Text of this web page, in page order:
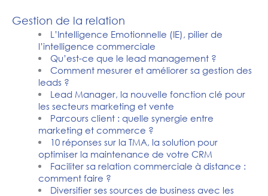
Gestion de la relation
L’Intelligence Emotionnelle (IE), pilier de
l’intelligence commerciale
Qu’est-ce que le lead management ?
Comment mesurer et améliorer sa gestion des
leads ?
Lead Manager, la nouvelle fonction clé pour
les secteurs marketing et vente
Parcours client : quelle synergie entre
marketing et commerce ?
10 réponses sur la TMA, la solution pour
optimiser la maintenance de votre CRM
Faciliter sa relation commerciale à distance :
comment faire ?
Diversifier ses sources de business avec les